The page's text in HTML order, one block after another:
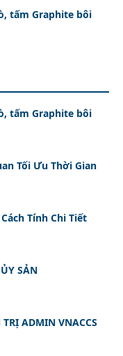
tấm Graphite bôi
tấm Graphite bôi
Tối Ưu Thời Gian
Tính Chi Tiết
SẢN
ADMIN VNACCS